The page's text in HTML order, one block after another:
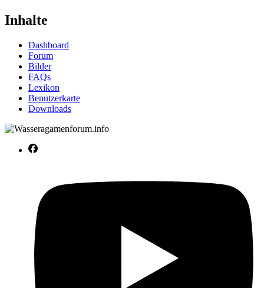
Inhalte
Dashboard
Forum
Bilder
FAQs
Lexikon
Benutzerkarte
Downloads